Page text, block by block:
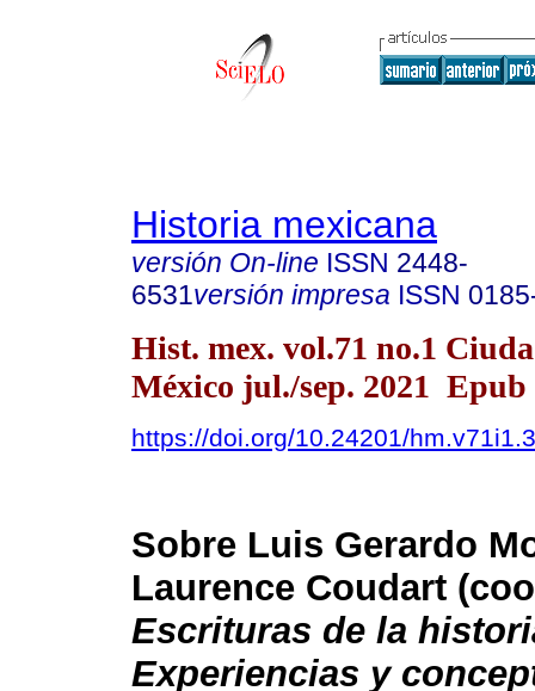
Historia mexicana
versión On-line ISSN 2448-
6531versión impresa ISSN
Hist. mex. vol.71 no.1
México jul./sep. 2021 Epub
https://doi.org/10.24201/
Sobre Luis Gerardo
Laurence Coudart
Escrituras de la
Experiencias y